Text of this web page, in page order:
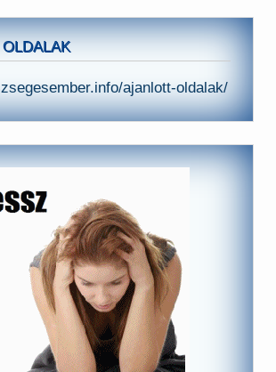
ajanlott-oldalak/